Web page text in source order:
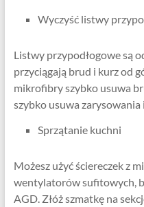
Wyczyść listwy
Listwy przypodłogowe są
przyciągają brud i kurz od
mikrofibry szybko usuwa
szybko usuwa zarysowania
Sprzątanie kuchni
Możesz użyć ściereczek z
wentylatorów sufitowych,
AGD. Złóż szmatkę na